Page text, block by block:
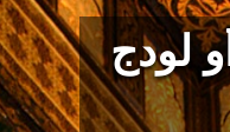
لودج